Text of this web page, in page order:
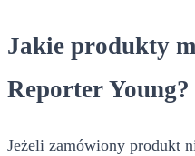
Jakie produkty
Reporter Young?
Jeżeli zamówiony produkt